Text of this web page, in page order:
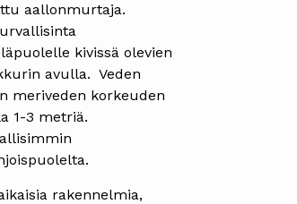
aallonmurtaja.
kivissä olevien
avulla. Veden
meriveden korkeuden
1-3 metriä.
rakennelmia,